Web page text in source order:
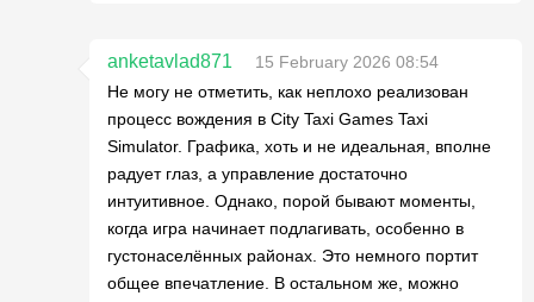
anketavlad871
15 February 2026 08:54
Не могу не отметить, как неплохо реализован
процесс вождения в City Taxi Games Taxi
Simulator. Графика, хоть и не идеальная, вполне
радует глаз, а управление достаточно
интуитивное. Однако, порой бывают моменты,
когда игра начинает подлагивать, особенно в
густонаселённых районах. Это немного портит
общее впечатление. В остальном же, можно